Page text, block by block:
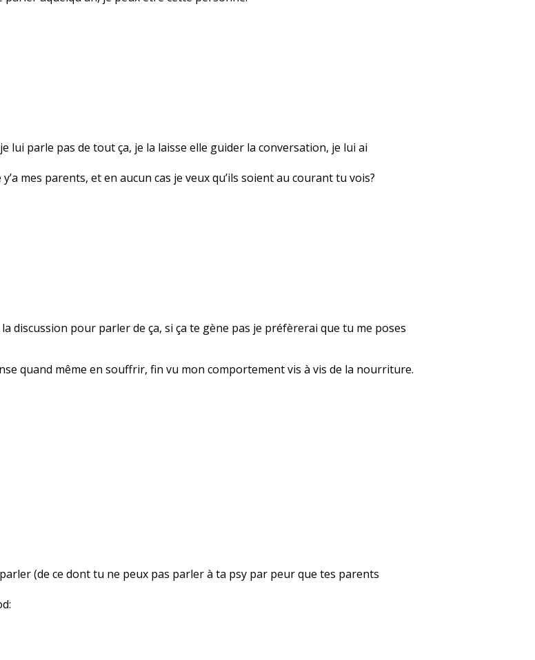
lui parle pas de tout ça, je la laisse elle guider la conversation, je lui ai
mes parents, et en aucun cas je veux qu’ils soient au courant tu vois?
discussion pour parler de ça, si ça te gène pas je préfèrerai que tu me poses
quand même en souffrir, fin vu mon comportement vis à vis de la nourriture.
(de ce dont tu ne peux pas parler à ta psy par peur que tes parents